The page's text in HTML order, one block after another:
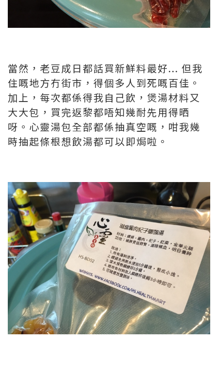
當然，老豆成日都話買新鮮料最好... 但我
住嘅地方冇街市，得個多人到死嘅百佳。
加上，每次都係得我自己飲，煲湯材料又
大大包，買完返黎都唔知幾耐先用得晒
呀。心靈湯包全部都係抽真空嘅，咁我幾
時抽起條根想飲湯都可以即焗啦。